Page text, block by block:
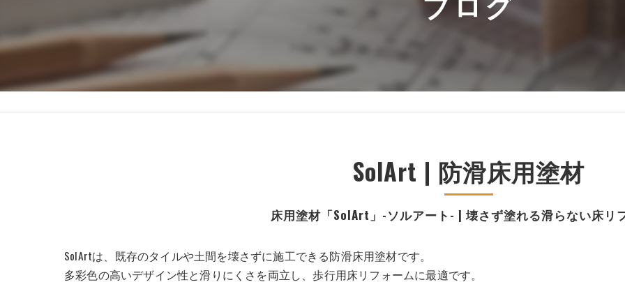
【FreelyArt】 屋内外土間・壁デザイン施工
【BASEPRO】 基礎巾木左官塗装工事
SolArt | 防滑床用塗材
床用塗材「SolArt」-ソルアート- | 壊さず塗れる滑らない床リ
SolArtは、既存のタイルや土間を壊さずに施工できる防滑床用塗材です。
多彩色の高いデザイン性と滑りにくさを両立し、歩行用床リフォームに最適です。